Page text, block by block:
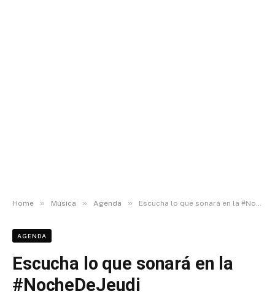
Home » Música » Agenda » Escucha lo que sonará en la #NocheDeJeudi
AGENDA
Escucha lo que sonará en la
#NocheDeJeudi